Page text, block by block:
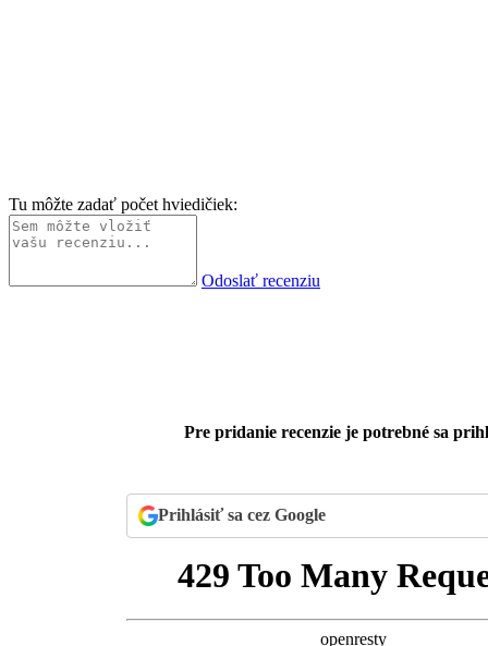
Tu môžte zadať počet hviedičiek:
Odoslať recenziu
Pre pridanie recenzie je potrebné sa
Prihlásiť sa cez Google